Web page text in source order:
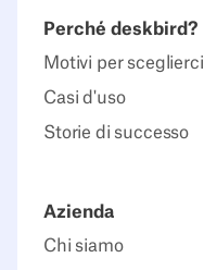
Perché deskbird?
Motivi per sceglierci
Casi d'uso
Storie di successo
Azienda
Chi siamo